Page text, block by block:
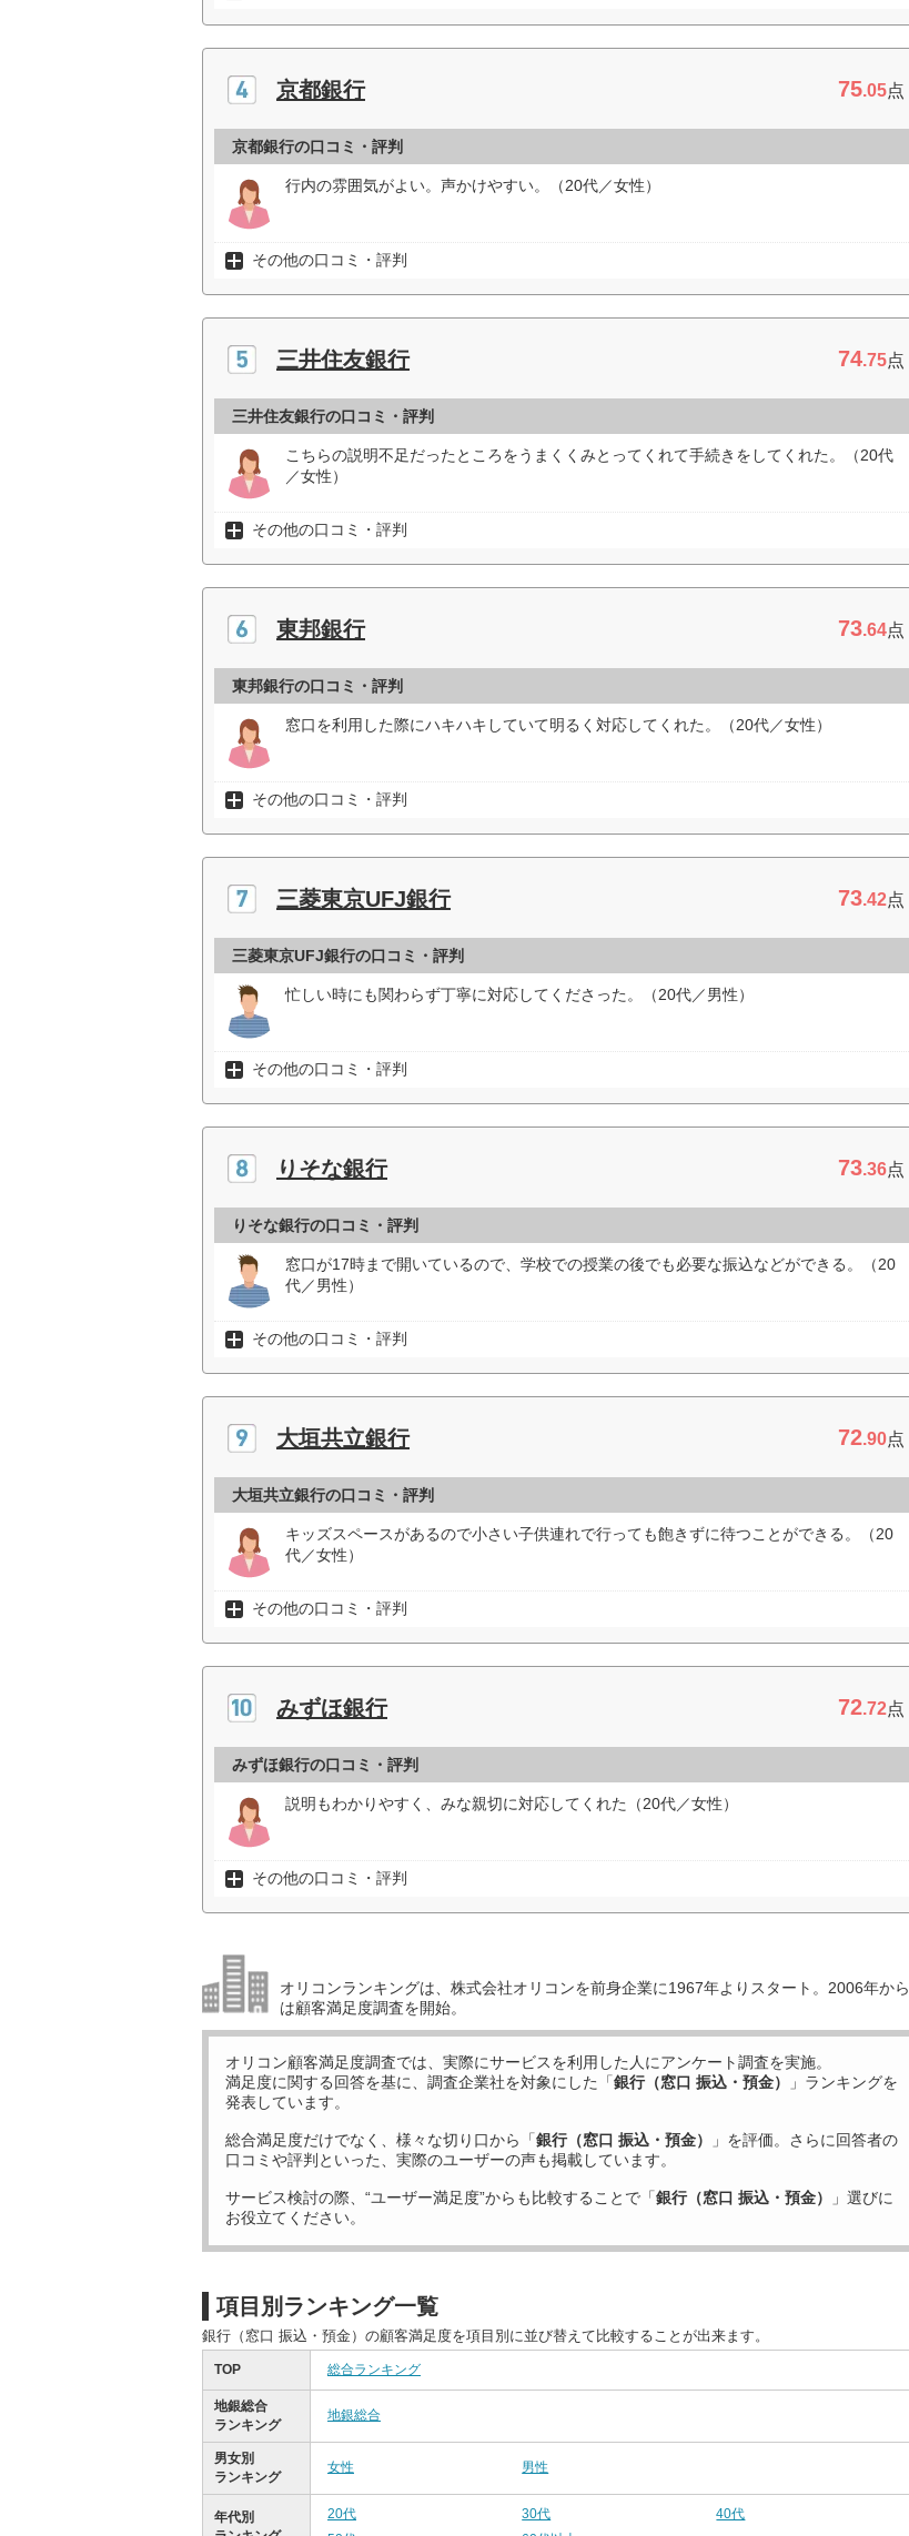
京都銀行 75.05点
京都銀行の口コミ・評判
行内の雰囲気がよい。声かけやすい。（20代／女性）
その他の口コミ・評判
三井住友銀行 74.75点
三井住友銀行の口コミ・評判
こちらの説明不足だったところをうまくくみとってくれて手続きをしてくれた。（20代
／女性）
その他の口コミ・評判
東邦銀行 73.64点
東邦銀行の口コミ・評判
窓口を利用した際にハキハキしていて明るく対応してくれた。（20代／女性）
その他の口コミ・評判
三菱東京UFJ銀行 73.42点
三菱東京UFJ銀行の口コミ・評判
忙しい時にも関わらず丁寧に対応してくださった。（20代／男性）
その他の口コミ・評判
りそな銀行 73.36点
りそな銀行の口コミ・評判
窓口が17時まで開いているので、学校での授業の後でも必要な振込などができる。（20
代／男性）
その他の口コミ・評判
大垣共立銀行 72.90点
大垣共立銀行の口コミ・評判
キッズスペースがあるので小さい子供連れで行っても飽きずに待つことができる。（20
代／女性）
その他の口コミ・評判
みずほ銀行 72.72点
みずほ銀行の口コミ・評判
説明もわかりやすく、みな親切に対応してくれた（20代／女性）
その他の口コミ・評判
オリコンランキングは、株式会社オリコンを前身企業に1967年よりスタート。2006年から
は顧客満足度調査を開始。
オリコン顧客満足度調査では、実際にサービスを利用した 人にアンケート調査を実施。
満足度に関する回答を基に、調査企業社を対象にした「銀行（窓口 振込・預金）
」ランキングを
発表しています。
総合満足度だけでなく、様々な切り口から「銀行（窓口 振込・預金）
」を評価。さらに回答者の
口コミや評判といった、実際のユーザーの声も掲載しています。
サービス検討の際、“ユーザー満足度”からも比較することで「銀行（窓口 振込・預金）
」選びに
お役立てください。
項目別ランキング一覧
銀行（窓口 振込・預金）の顧客満足度を項目別に並び替えて比較することが出来ます。
TOP 総合ランキング
地銀総合
ランキング
地銀総合
男女別
ランキング
女性 男性
年代別
20代 30代
40代